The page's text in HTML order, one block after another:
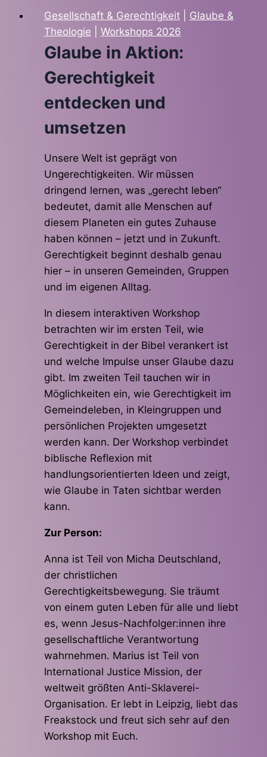
Gesellschaft & Gerechtigkeit| Glaube &
Theologie
Workshops 2026
Glaube in Aktion:
Gerechtigkeit
entdecken und
umsetzen
Unsere Welt ist geprägt von
Ungerechtigkeiten. Wir müssen
dringend lernen, was „gerecht leben“
bedeutet, damit alle Menschen auf
diesem Planeten ein gutes Zuhause
haben können – jetzt und in Zukunft.
Gerechtigkeit beginnt deshalb genau
hier – in unseren Gemeinden, Gruppen
und im eigenen Alltag.
In diesem interaktiven Workshop
betrachten wir im ersten Teil, wie
Gerechtigkeit in der Bibel verankert ist
und welche Impulse unser Glaube dazu
gibt. Im zweiten Teil tauchen wir in
Möglichkeiten ein, wie Gerechtigkeit im
Gemeindeleben, in Kleingruppen und
persönlichen Projekten umgesetzt
werden kann. Der Workshop verbindet
biblische Reflexion mit
handlungsorientierten Ideen und zeigt,
wie Glaube in Taten sichtbar werden
kann.
Zur Person:
Anna ist Teil von Micha Deutschland,
der christlichen
Gerechtigkeitsbewegung. Sie träumt
von einem guten Leben für alle und liebt
es, wenn Jesus-Nachfolger:innen ihre
gesellschaftliche Verantwortung
wahrnehmen. Marius ist Teil von
International Justice Mission, der
weltweit größten Anti-Sklaverei-
Organisation. Er lebt in Leipzig, liebt das
Freakstock und freut sich sehr auf den
Workshop mit Euch.